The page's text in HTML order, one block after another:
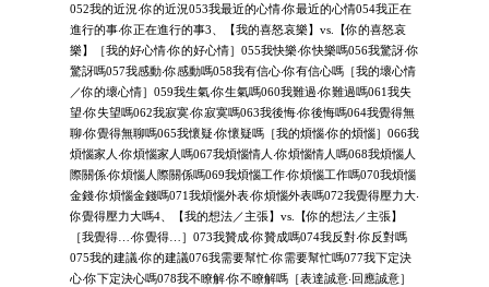
052我的近況‧你的近況053我最近的心情‧你最近的心情054我正在
進行的事‧你正在進行的事3、【我的喜怒哀樂】vs.【你的喜怒哀
樂】［我的好心情‧你的好心情］055我快樂‧你快樂嗎056我驚訝‧你
驚訝嗎057我感動‧你感動嗎058我有信心‧你有信心嗎［我的壞心情
／你的壞心情］059我生氣‧你生氣嗎060我難過‧你難過嗎061我失
望‧你失望嗎062我寂寞‧你寂寞嗎063我後悔‧你後悔嗎064我覺得無
聊‧你覺得無聊嗎065我懷疑‧你懷疑嗎［我的煩惱‧你的煩惱］066我
煩惱家人‧你煩惱家人嗎067我煩惱情人‧你煩惱情人嗎068我煩惱人
際關係‧你煩惱人際關係嗎069我煩惱工作‧你煩惱工作嗎070我煩惱
金錢‧你煩惱金錢嗎071我煩惱外表‧你煩惱外表嗎072我覺得壓力大‧
你覺得壓力大嗎4、【我的想法／主張】vs.【你的想法／主張】
［我覺得…‧你覺得…］073我贊成‧你贊成嗎074我反對‧你反對嗎
075我的建議‧你的建議076我需要幫忙‧你需要幫忙嗎077我下定決
心‧你下定決心嗎078我不瞭解‧你不瞭解嗎［表達誠意‧回應誠意］